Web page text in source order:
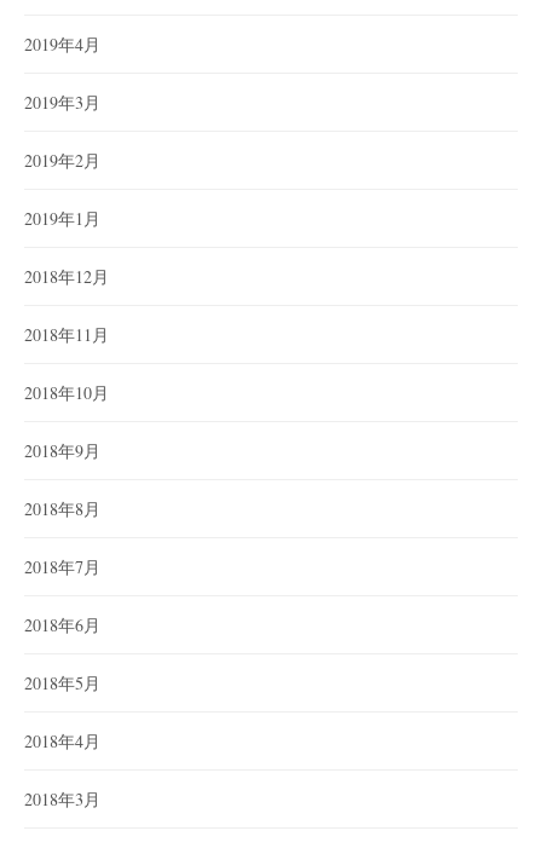
2019年4月
2019年3月
2019年2月
2019年1月
2018年12月
2018年11月
2018年10月
2018年9月
2018年8月
2018年7月
2018年6月
2018年5月
2018年4月
2018年3月